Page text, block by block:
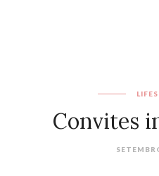
Convites